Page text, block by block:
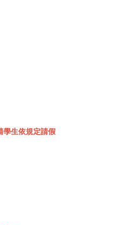
學生依規定請假